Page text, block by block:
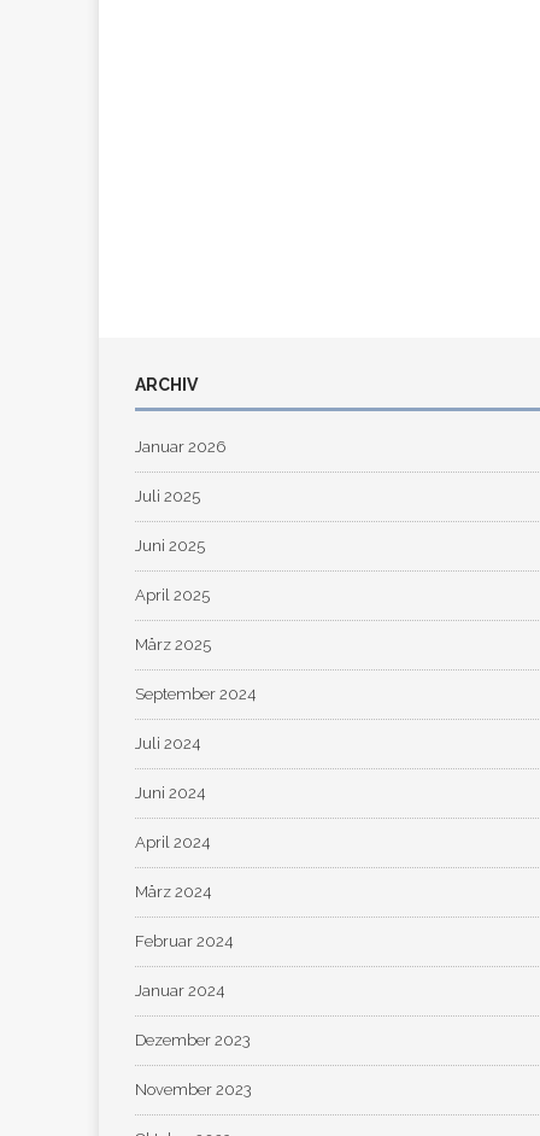
ARCHIV
Januar 2026
Juli 2025
Juni 2025
April 2025
März 2025
September 2024
Juli 2024
Juni 2024
April 2024
März 2024
Februar 2024
Januar 2024
Dezember 2023
November 2023